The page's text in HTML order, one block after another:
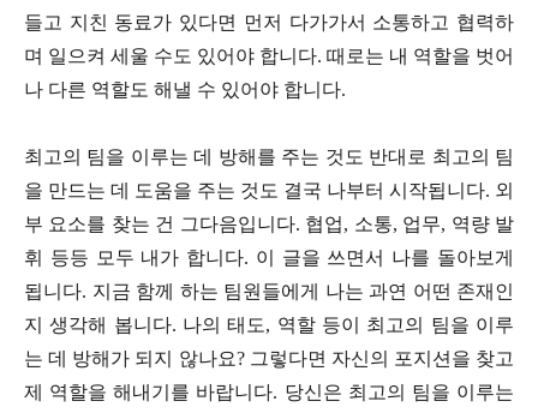
들고 지친 동료가 있다면 먼저 다가가서 소통하고 협력하
며 일으켜 세울 수도 있어야 합니다. 때로는 내 역할을 벗어
나 다른 역할도 해낼 수 있어야 합니다.
최고의 팀을 이루는 데 방해를 주는 것도 반대로 최고의 팀
을 만드는 데 도움을 주는 것도 결국 나부터 시작됩니다. 외
부 요소를 찾는 건 그다음입니다. 협업, 소통, 업무, 역량 발
휘 등등 모두 내가 합니다. 이 글을 쓰면서 나를 돌아보게
됩니다. 지금 함께 하는 팀원들에게 나는 과연 어떤 존재인
지 생각해 봅니다. 나의 태도, 역할 등이 최고의 팀을 이루
는 데 방해가 되지 않나요? 그렇다면 자신의 포지션을 찾고
제 역할을 해내기를 바랍니다. 당신은 최고의 팀을 이루는